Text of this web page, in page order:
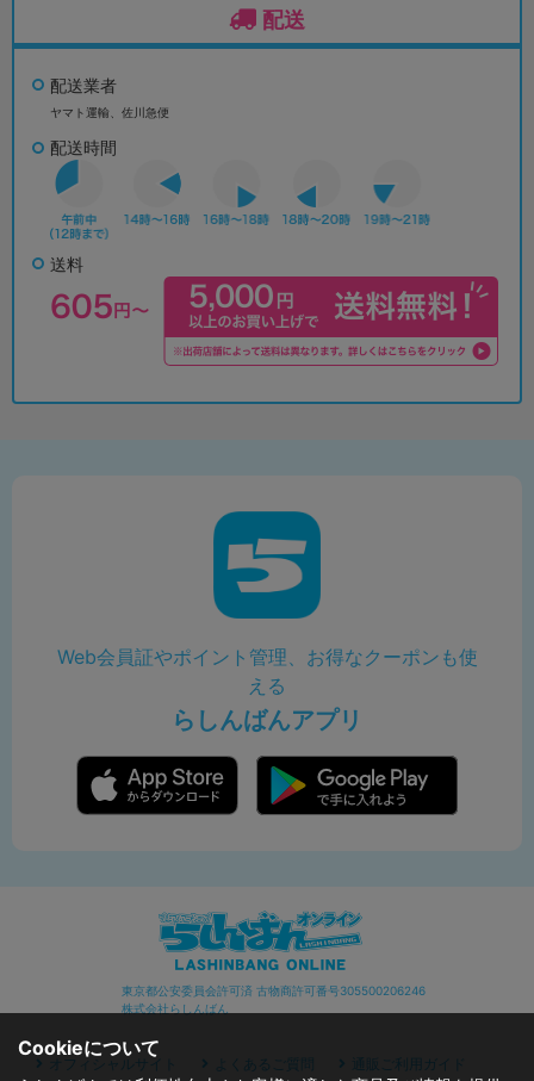
配送
配送業者
ヤマト運輸、佐川急便
配送時間
送料
Web会員証やポイント管理、お得なクーポンも使
える
らしんばんアプリ
東京都公安委員会許可済 古物商許可番号305500206246
株式会社らしんばん
オフィシャルサイト よくあるご質問 通販ご利用ガイド
Cookieについて